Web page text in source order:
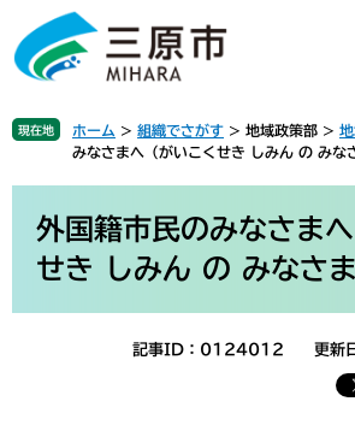
ジ
頭
す
ュ
飛
し
現在地 ホーム > 組織でさがす > 地域政策部 >
みなさまへ（がいこくせき しみん の みな
外国籍市民のみなさま
せき しみん の みなさま
記事ID：0124012 更新